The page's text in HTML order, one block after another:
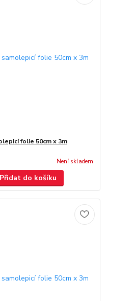
folie 50cm x 3m
Není skladem
Přidat do košíku